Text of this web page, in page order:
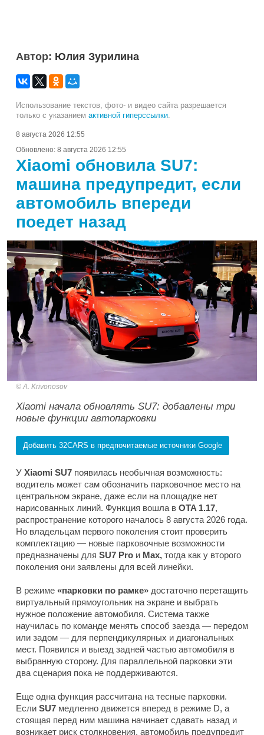
Автор: Юлия Зурилина
Использование текстов, фото- и видео сайта разрешается
только с указанием активной гиперссылки
8 августа 2026 12:55
Обновлено: 8 августа 2026 12:55
Xiaomi обновила SU7:
машина предупредит, если
автомобиль впереди
поедет назад
A. Krivonosov
Xiaomi начала обновлять SU7: добавлены три
новые функции автопарковки
Добавить 32CARS в предпочитаемые источники Google
У Xiaomi SU7 появилась необычная возможность:
водитель может сам обозначить парковочное место на
центральном экране, даже если на площадке нет
нарисованных линий. Функция вошла в OTA 1.17,
распространение которого началось 8 августа 2026 года.
Но владельцам первого поколения стоит проверить
комплектацию — новые парковочные возможности
предназначены для SU7 Pro и Max, тогда как у второго
поколения они заявлены для всей линейки.
В режиме «парковки по рамке» достаточно перетащить
виртуальный прямоугольник на экране и выбрать
нужное положение автомобиля. Система также
научилась по команде менять способ заезда — передом
или задом — для перпендикулярных и диагональных
мест. Появился и выезд задней частью автомобиля в
выбранную сторону. Для параллельной парковки эти
два сценария пока не поддерживаются.
Еще одна функция рассчитана на тесные парковки.
Если SU7 медленно движется вперед в режиме D, а
стоящая перед ним машина начинает сдавать назад и
возникает риск столкновения, автомобиль предупредит